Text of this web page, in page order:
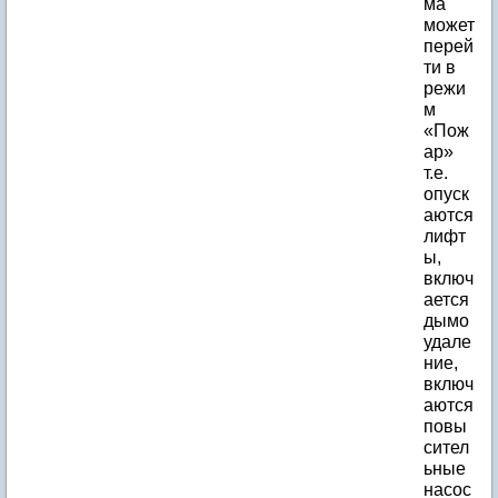
ма
может
перей
ти в
режи
м
«Пож
ар»
т.е.
опуск
аются
лифт
ы,
включ
ается
дымо
удале
ние,
включ
аются
повы
сител
ьные
насос